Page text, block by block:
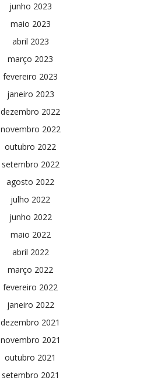
junho 2023
maio 2023
abril 2023
março 2023
fevereiro 2023
janeiro 2023
dezembro 2022
novembro 2022
outubro 2022
setembro 2022
agosto 2022
julho 2022
junho 2022
maio 2022
abril 2022
março 2022
fevereiro 2022
janeiro 2022
dezembro 2021
novembro 2021
outubro 2021
setembro 2021